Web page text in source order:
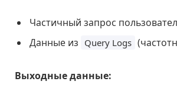
Частичный запрос
Данные из Query Logs
Выходные данные: